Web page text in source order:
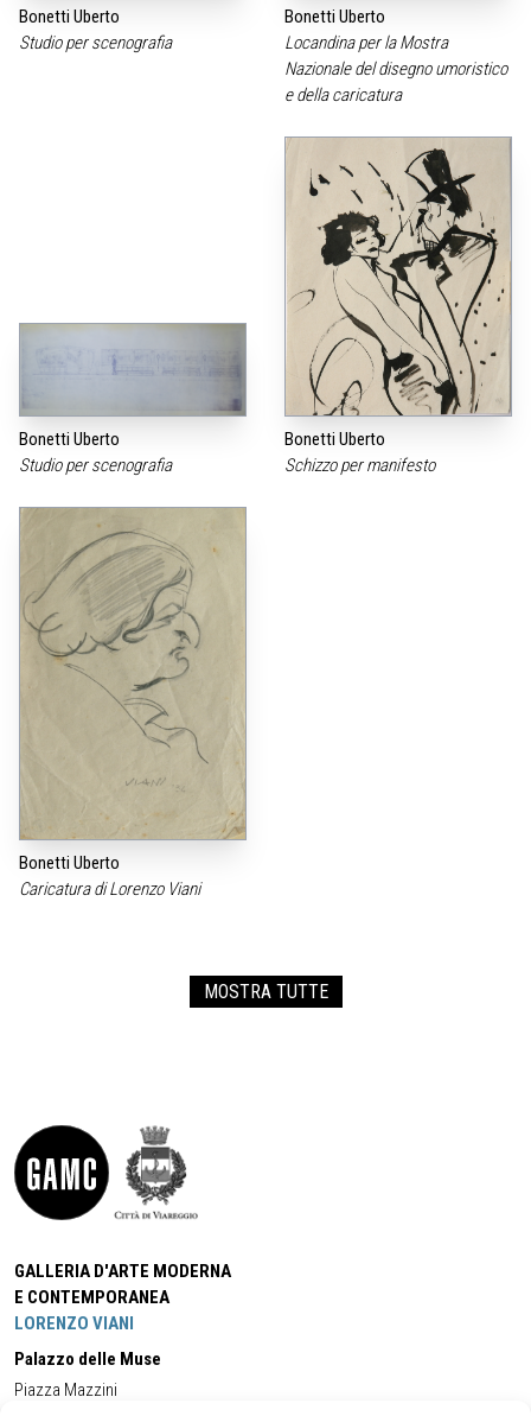
Bonetti Uberto
Studio per scenografia
Bonetti Uberto
Locandina per la Mostra
Nazionale del disegno umoristico
e della caricatura
Bonetti Uberto
Studio per scenografia
Bonetti Uberto
Schizzo per manifesto
Bonetti Uberto
Caricatura di Lorenzo Viani
MOSTRA TUTTE
GALLERIA D'ARTE MODERNA
E CONTEMPORANEA
LORENZO VIANI
Palazzo delle Muse
Piazza Mazzini